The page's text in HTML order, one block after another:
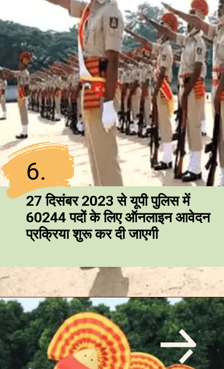
6.
27 दिसंबर 2023 से यूपी पुलिस में
60244 पदों के लिए ऑनलाइन आवेदन
प्रक्रिया शुरू कर दी जाएगी